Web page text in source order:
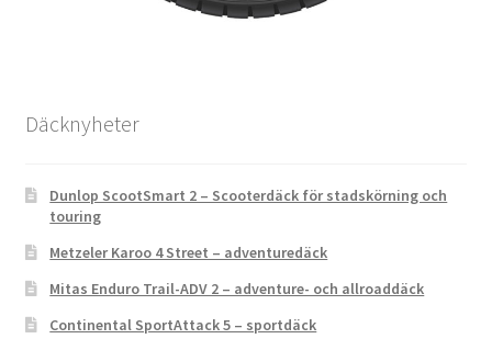
Däcknyheter
Dunlop ScootSmart 2 – Scooterdäck för stadskörning och
touring
Metzeler Karoo 4 Street – adventuredäck
Mitas Enduro Trail-ADV 2 – adventure- och allroaddäck
Continental SportAttack 5 – sportdäck